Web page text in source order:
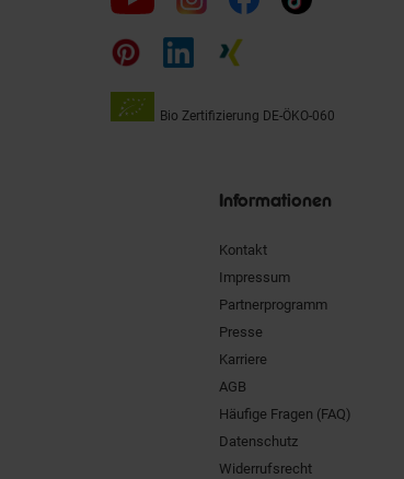
uns
auf
Bio Zertifizierung DE-ÖKO-060
Informationen
Kontakt
Impressum
Partnerprogramm
Presse
Karriere
AGB
Häufige Fragen (FAQ)
Datenschutz
Widerrufsrecht